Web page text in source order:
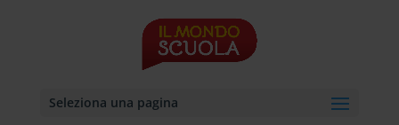
Seleziona una pagina